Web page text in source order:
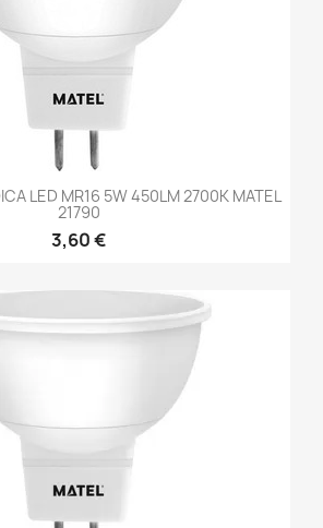
LED MR16 5W 450LM 2700K MATEL
21790
3,60 €